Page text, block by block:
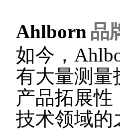
Ahlborn 品
如今，
有大量测量
产品拓展性
技术领域的